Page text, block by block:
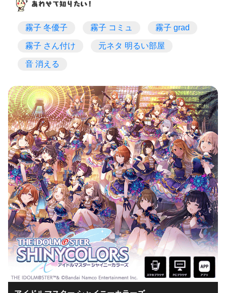
霧子 冬優子 霧子 コミュ 霧子 grad
霧子 さん付け 元ネタ 明るい部屋
音 消える